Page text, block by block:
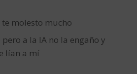
te molesto mucho
a la IA no la engaño y
lían a mí